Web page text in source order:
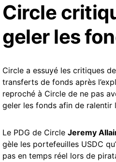
Circle
geler les
Circle a essuyé les critiques
transferts de fonds après
reproché à Circle de ne pas
geler les fonds afin de ralentir
Le PDG de Circle Jeremy
gèle les portefeuilles USDC
pas en temps réel lors de